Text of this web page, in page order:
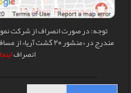
توجه: در صورت انصراف از شرکت
مندرج در «منشور 20
انصرافاینجا